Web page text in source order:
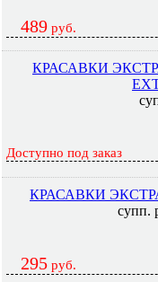
489 руб.
КРАСАВКИ
Доступно под заказ
КРАСАВКИ
супп.
295 руб.